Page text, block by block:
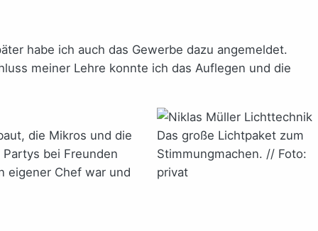
habe ich auch das Gewerbe dazu angemeldet.
meiner Lehre konnte ich das Auflegen und die
Das große Lichtpaket zum
Stimmungmachen. // Foto:
privat
die Mikros und die
bei Freunden
eigener Chef war und